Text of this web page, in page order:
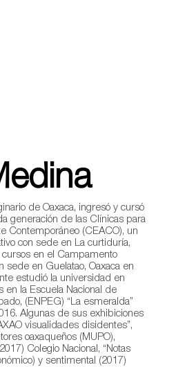
de Oaxaca, ingresó y cursó
generación de las Clínicas para
Contemporáneo (CEACO), un
con sede en La curtiduría,
cursos en el Campamento
sede en Guelatao, Oaxaca en
estudió la universidad en
en la Escuela Nacional de
(ENPEG) “La esmeralda”
Algunas de sus exhibiciones
visualidades disidentes”,
oaxaqueños (MUPO),
Colegio Nacional, “Notas
y sentimental (2017)